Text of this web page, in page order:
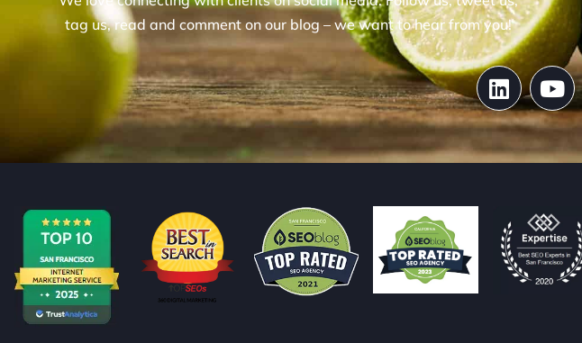
tag us, read and comment on our blog – we want to hear from you!